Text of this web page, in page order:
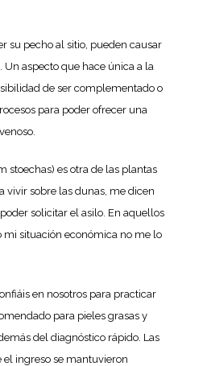
su pecho al sitio, pueden causar
aspecto que hace única a la
de ser complementado o
para poder ofrecer una
stoechas) es otra de las plantas
vivir sobre las dunas, me dicen
solicitar el asilo. En aquellos
mi situación económica no me lo
en nosotros para practicar
para pieles grasas y
del diagnóstico rápido. Las
ingreso se mantuvieron